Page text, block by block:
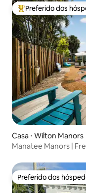
Entre os melhores
Preferido dos
Casa ⋅ Wilton Manors
Manatee Manors |
Preferido dos
Preferido dos